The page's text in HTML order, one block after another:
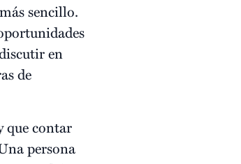
sencillo.
en
de
que contar
persona